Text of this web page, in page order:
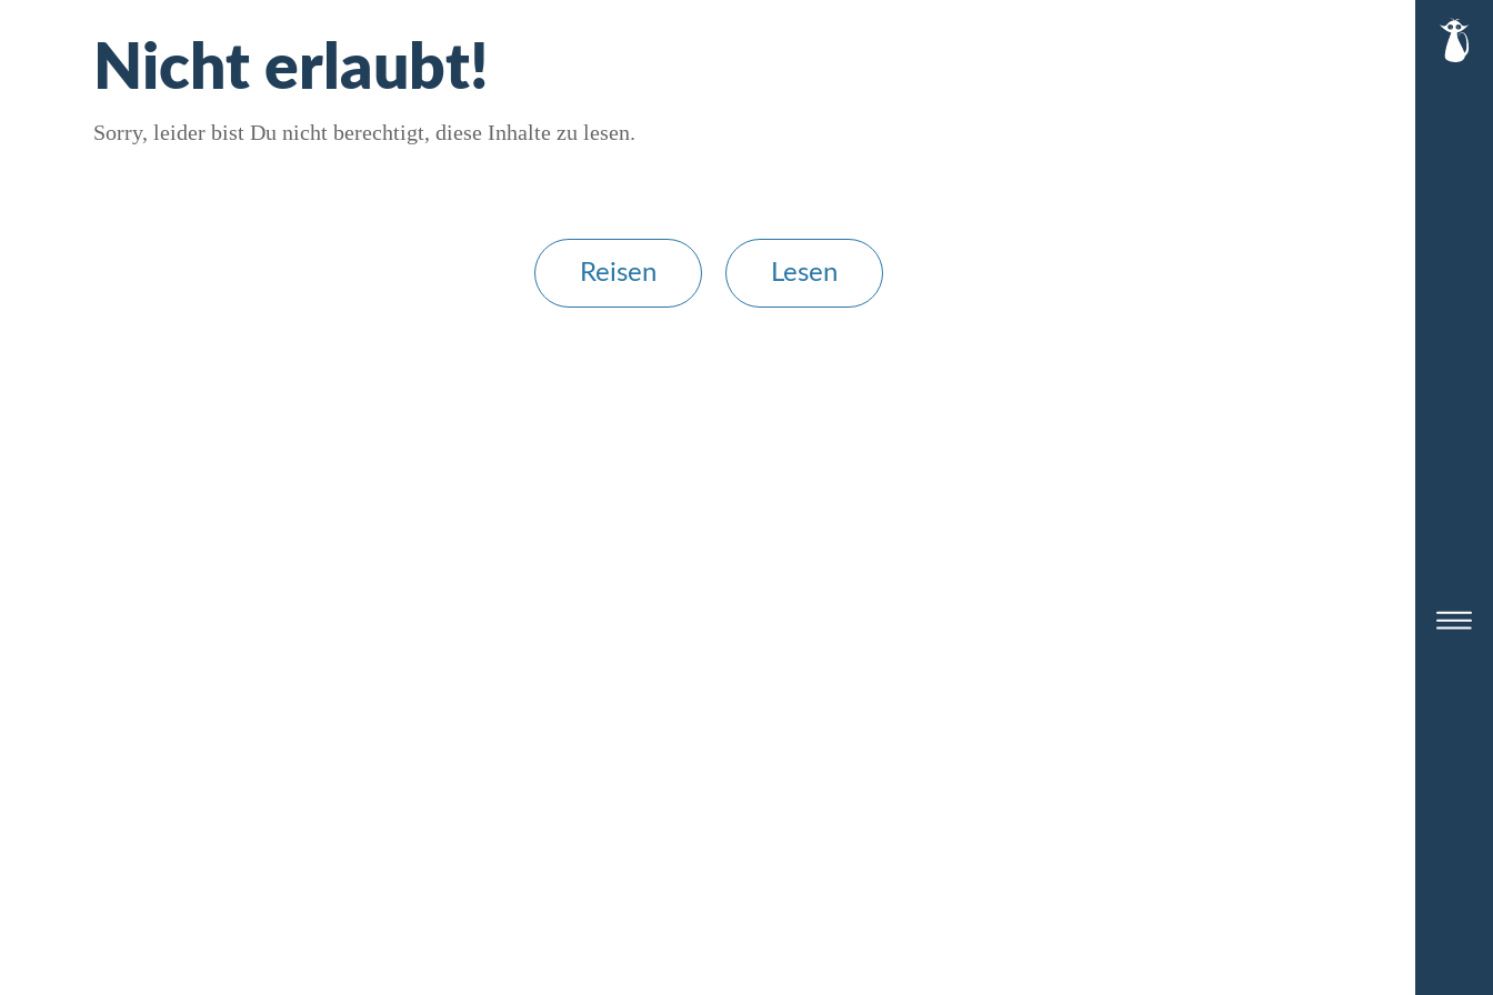
Nicht erlaubt!
Sorry, leider bist Du nicht berechtigt, diese Inhalte zu lesen.
Reisen Lesen